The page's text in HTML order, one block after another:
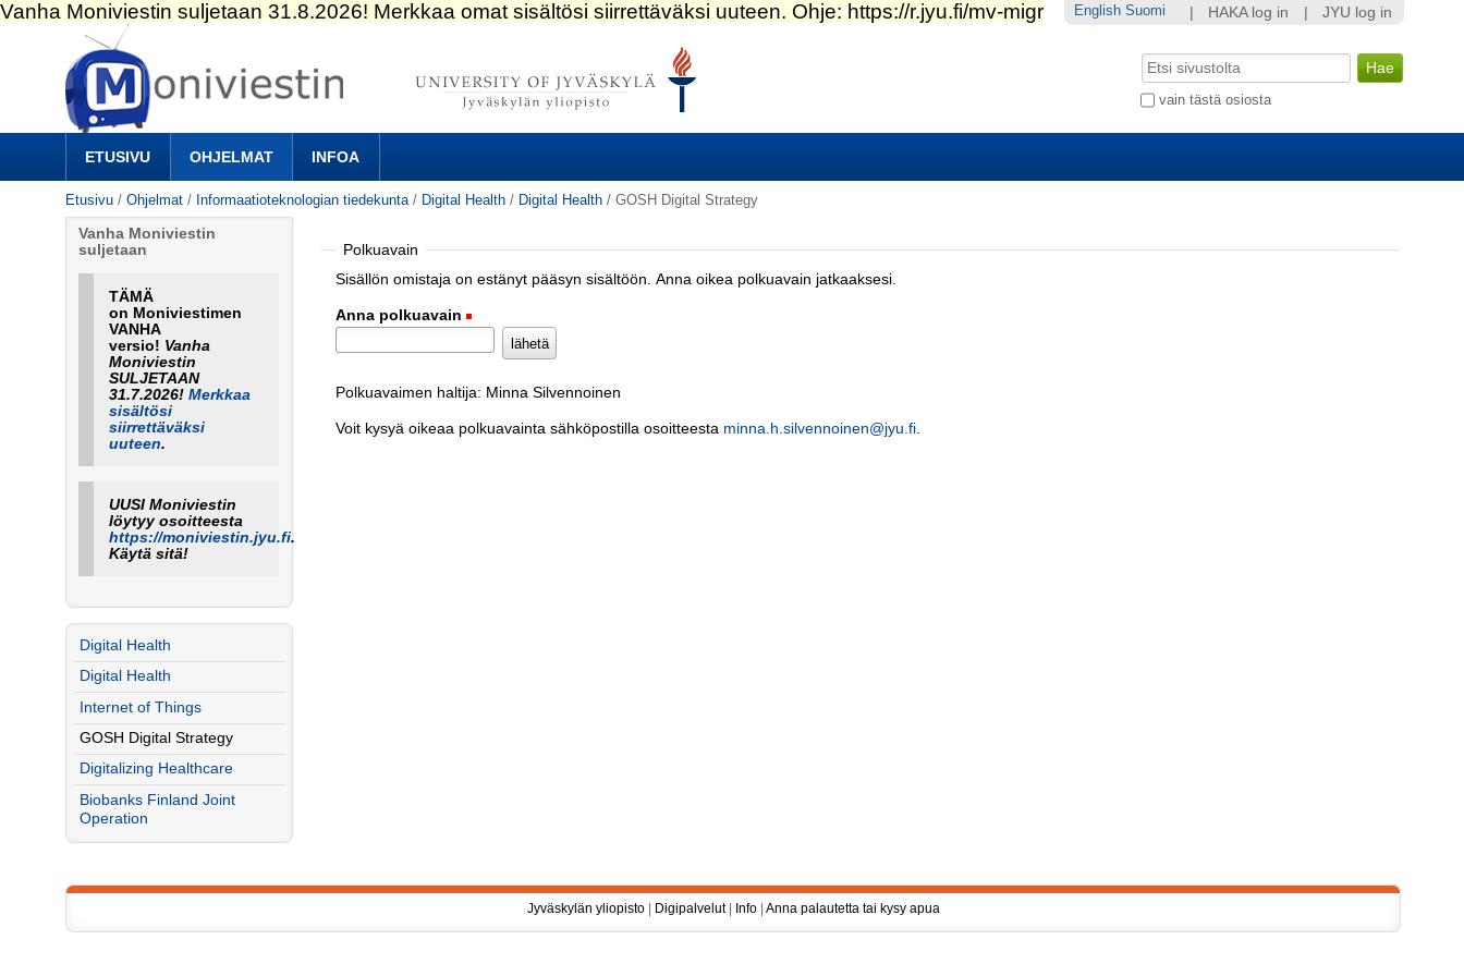
Siirry
sisältöön.
|
Siirry
navigointiin
ETUSIVU OHJELMAT INFOA
Hae
vain tästä osiosta
Laajennettu
Etusivu /Ohjelmat / Informaatioteknologian tiedekunta / Digital Health / Digital Health /GOSH Digital Strategy
Polkuavain
Sisällön omistaja on estänyt pääsyn sisältöön. Anna oikea polkuavain jatkaaksesi.
Anna polkuavain
Polkuavaimen haltija: Minna Silvennoinen
Voit kysyä oikeaa polkuavainta sähköpostilla osoitteesta minna.h.silvennoinen@jyu.fi.
Vanha Moniviestin
suljetaan
TÄMÄ
on Moniviestimen
VANHA
versio! Vanha
Moniviestin
SULJETAAN
31.7.2026! Merkkaa
sisältösi
siirrettäväksi
uuteen.
UUSI Moniviestin
löytyy osoitteesta
https://moniviestin.jyu.fi.
Käytä sitä!
Digital Health
Digital Health
Internet of Things
GOSH Digital Strategy
Digitalizing Healthcare
Biobanks Finland Joint
Operation
HAKA log in JYU log in
English Suomi
Jyväskylän yliopisto| Digipalvelut| Info| Anna palautetta tai kysy apua